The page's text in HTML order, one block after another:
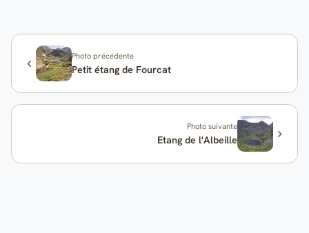
Photo précédente
Petit étang de Fourcat
Photo suivante
Etang de l'Albeille